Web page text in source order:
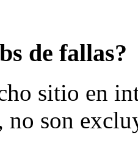
de fallas?
sitio en
no son